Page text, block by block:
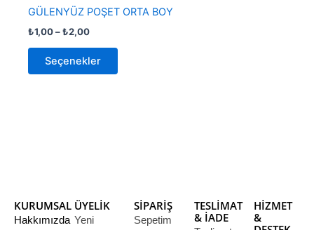
GÜLENYÜZ POŞET ORTA BOY
₺1,00–₺2,00
₺2,00
Seçenekler
Seçenekler
KURUMSAL
Hakkımızda
ÜYELİK
Yeni
SİPARİŞ
Sepetim
TESLİMAT
& İADE
HİZMET
&